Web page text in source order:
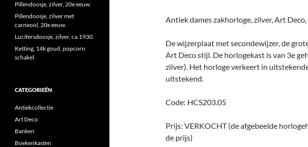
Antiek dames zakhorloge, zilver, Art
De wijzerplaat met secondewijzer, de
Art Deco stijl. De horlogekast is van 3e
zilver). Het horloge verkeert in
uitstekend.
Code: HCS203.05
Prijs: VERKOCHT (de afgebeelde
de prijs)
Pillendoosje, zilver, 20e eeuw.
Pillendoosje, zilver met
carneool, 20e eeuw.
Lucifersdoosje, zilver, ca.1930.
Ketting, 14k goud, popcorn
schakel.
CATEGORIEËN
Antiekcollectie
Art Deco
Banken
Boekenkasten